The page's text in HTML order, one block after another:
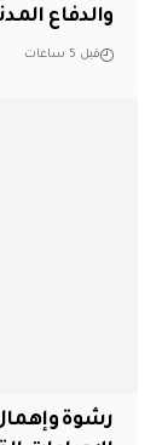
والدفاع
قبل 5 ساعات
رشوة